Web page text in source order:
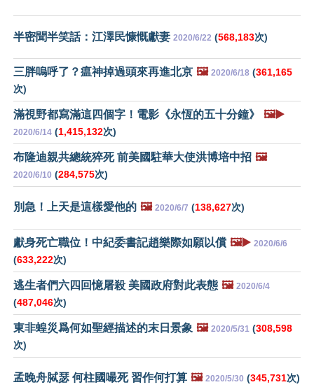
半密聞半笑話：江澤民慷慨獻妻 2020/6/22 (568,183次)
三胖嗚呼了？瘟神掉過頭來再進北京 🖼️ 2020/6/18 (361,165
次)
滿視野都寫滿這四個字！電影《永恆的五十分鐘》 🖼️▶️
2020/6/14 (1,415,132次)
布隆迪親共總統猝死 前美國駐華大使洪博培中招 🖼️
2020/6/10 (284,575次)
別急！上天是這樣愛他的 🖼️ 2020/6/7 (138,627次)
獻身死亡職位！中紀委書記趙樂際如願以償 🖼️▶️ 2020/6/6
(633,222次)
逃生者們六四回憶屠殺 美國政府對此表態 🖼️ 2020/6/4
(487,046次)
東非蝗災爲何如聖經描述的末日景象 🖼️ 2020/5/31 (308,598
次)
孟晚舟脦瑟 何柱國嘬死 習作何打算 🖼️ 2020/5/30 (345,731次)